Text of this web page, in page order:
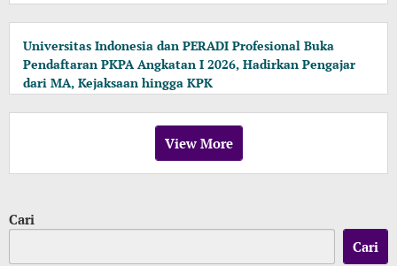
Universitas Indonesia dan PERADI Profesional Buka
Pendaftaran PKPA Angkatan I 2026, Hadirkan Pengajar
dari MA, Kejaksaan hingga KPK
View More
Cari
Cari